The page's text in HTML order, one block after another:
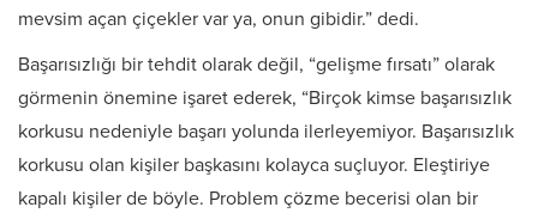
mevsim açan çiçekler var ya, onun gibidir.” dedi.
Başarısızlığı bir tehdit olarak değil, “gelişme fırsatı” olarak
görmenin önemine işaret ederek, “Birçok kimse başarısızlık
korkusu nedeniyle başarı yolunda ilerleyemiyor. Başarısızlık
korkusu olan kişiler başkasını kolayca suçluyor. Eleştiriye
kapalı kişiler de böyle. Problem çözme becerisi olan bir